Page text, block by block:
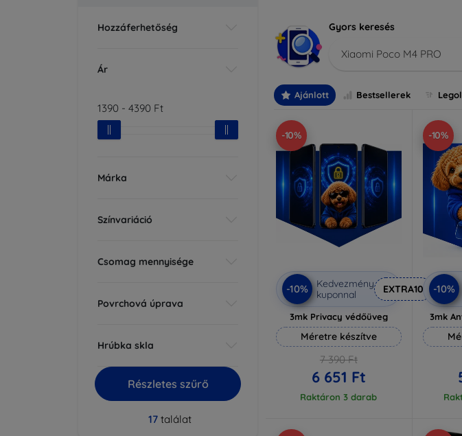
Hozzáferhetőség
Ár
1390 - 4390 Ft
Márka
Színvariáció
Csomag mennyisége
Povrchová úprava
Hrúbka skla
Részletes szűrő
17találat
Gyors keresés
Xiaomi Poco M4 PRO
Ajánlott Bestsellerek
-10%
-10%
Kedvezmény
kuponnal
EXTRA10
3mk Privacy védőüveg
Méretre készítve
7 390 Ft
6 651 Ft
Raktáron 3 darab
-10%
-10%
3mk